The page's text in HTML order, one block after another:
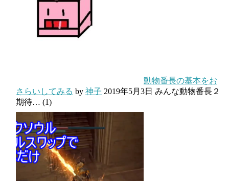
動物番長の基本をお
さらいしてみる by 神子 2019年5月3日 みんな動物番長２
期待… (1)